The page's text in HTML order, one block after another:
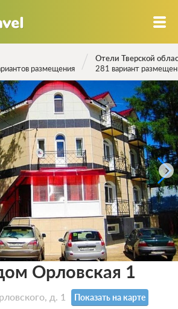
размещения
Отели Тверской
281 вариант
Орловская 1
д. 1 Показать на карте